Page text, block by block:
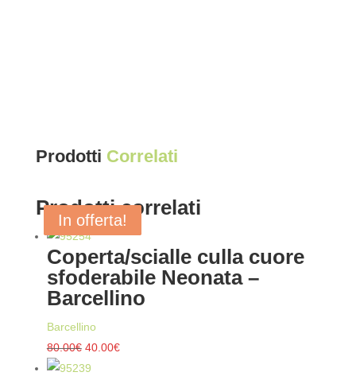
Prodotti Correlati
Prodotti correlati
In offerta!
Coperta/scialle culla cuore
sfoderabile Neonata –
Barcellino
Barcellino
80.00€ Il
prezzo
40.00€Il
In offerta!
In offerta!
In offerta!